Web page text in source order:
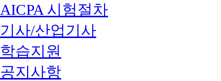
AICPA 시험절차
기사/산업기사
학습지원
공지사항